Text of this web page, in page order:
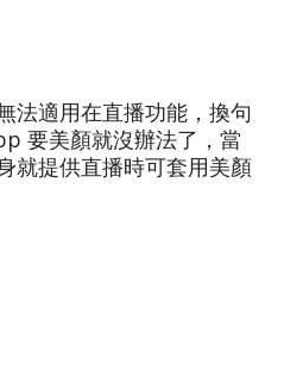
法適用在直播功能，換句
要美顏就沒辦法了，當
就提供直播時可套用美顏